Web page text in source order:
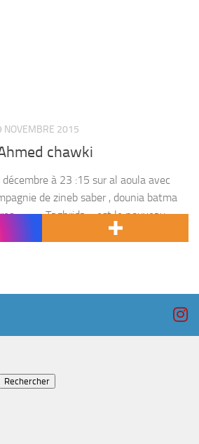
NOVEMBRE 2015
chawki
à 23 :15 sur al aoula avec
de zineb saber , dounia batma
….. « Taghrida » est le nouveau
sur...
Rechercher